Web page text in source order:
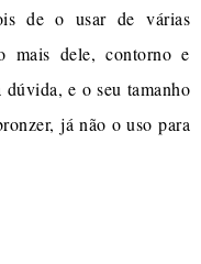
de o usar de várias
mais dele, contorno e
e o seu tamanho
já não o uso para